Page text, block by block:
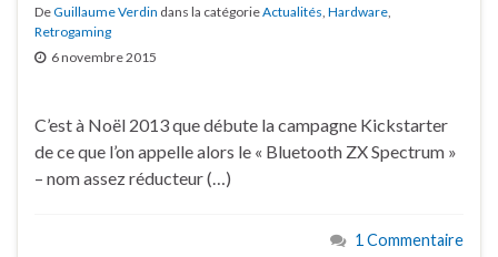
DeGuillaume Verdin dans la catégorieActualités Hardware
Retrogaming
6 novembre 2015
C’est à Noël 2013 que débute la campagne Kickstarter
de ce que l’on appelle alors le « Bluetooth ZX Spectrum »
– nom assez réducteur (…)
1 Commentaire